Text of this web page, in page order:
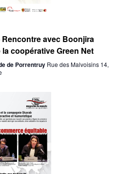
avec Boonjira
coopérative Green Net
de Porrentruy Rue des Malvoisins 14,